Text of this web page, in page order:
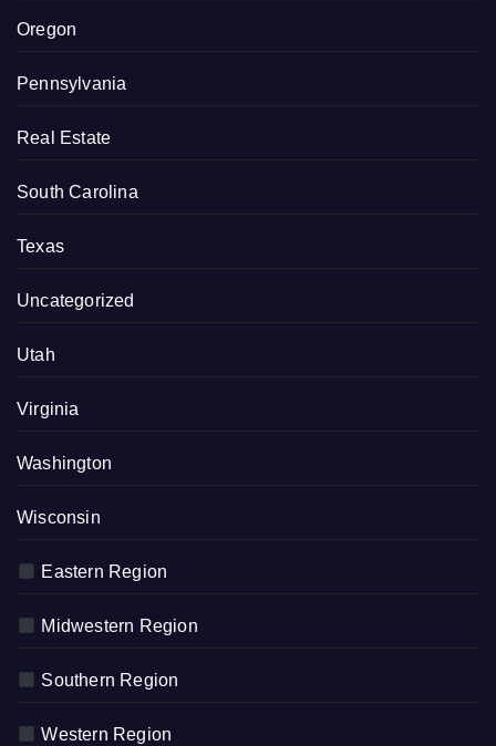
Oregon
Pennsylvania
Real Estate
South Carolina
Texas
Uncategorized
Utah
Virginia
Washington
Wisconsin
Eastern Region
Midwestern Region
Southern Region
Western Region